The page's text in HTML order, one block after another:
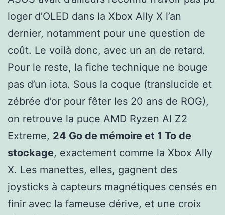
loger d’OLED dans la Xbox Ally X l’an
dernier, notamment pour une question de
coût. Le voilà donc, avec un an de retard.
Pour le reste, la fiche technique ne bouge
pas d’un iota. Sous la coque (translucide et
zébrée d’or pour fêter les 20 ans de ROG),
on retrouve la puce AMD Ryzen AI Z2
Extreme, 24 Go de mémoire et 1 To de
stockage, exactement comme la Xbox Ally
X. Les manettes, elles, gagnent des
joysticks à capteurs magnétiques censés en
finir avec la fameuse dérive, et une croix